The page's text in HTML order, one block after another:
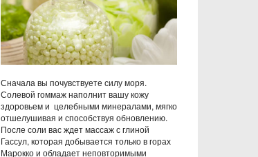
Сначала вы почувствуете силу моря.
Солевой гоммаж наполнит вашу кожу
здоровьем и целебными минералами, мягко
отшелушивая и способствуя обновлению.
После соли вас ждет массаж с глиной
Гассул, которая добывается только в горах
Марокко и обладает неповторимыми